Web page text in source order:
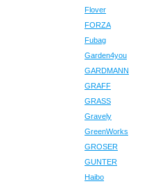
Flover
FORZA
Fubag
Garden4you
GARDMANN
GRAFF
GRASS
Gravely
GreenWorks
GROSER
GUNTER
Haibo